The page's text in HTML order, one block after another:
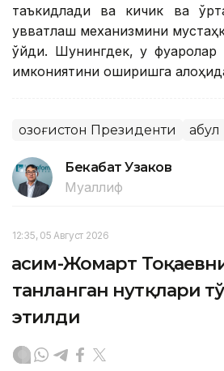
таъкидлади ва кичик ва
қувватлаш механизмини
қўйди. Шунингдек, у
имкониятини оширишга
Қозоғистон Президенти Қабул
Бекабат Узаков
Муаллиф
12:35, 05 Август 2026
Қасим-Жомарт
танланган нутқлари
этилди